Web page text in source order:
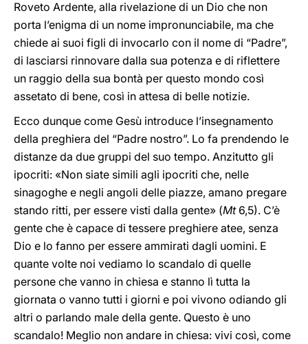
Roveto Ardente, alla rivelazione di un Dio che non
porta l’enigma di un nome impronunciabile, ma che
chiede ai suoi figli di invocarlo con il nome di “Padre”,
di lasciarsi rinnovare dalla sua potenza e di riflettere
un raggio della sua bontà per questo mondo così
assetato di bene, così in attesa di belle notizie.
Ecco dunque come Gesù introduce l’insegnamento
della preghiera del “Padre nostro”. Lo fa prendendo le
distanze da due gruppi del suo tempo. Anzitutto gli
ipocriti: «Non siate simili agli ipocriti che, nelle
sinagoghe e negli angoli delle piazze, amano pregare
stando ritti, per essere visti dalla gente» (Mt6,5). C’è
gente che è capace di tessere preghiere atee, senza
Dio e lo fanno per essere ammirati dagli uomini. E
quante volte noi vediamo lo scandalo di quelle
persone che vanno in chiesa e stanno lì tutta la
giornata o vanno tutti i giorni e poi vivono odiando gli
altri o parlando male della gente. Questo è uno
scandalo! Meglio non andare in chiesa: vivi così, come